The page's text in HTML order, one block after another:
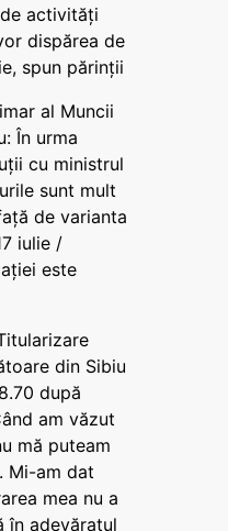
activități
dispărea de
spun părinții
al Muncii
În urma
cu ministrul
sunt mult
de varianta
iulie /
este
din Sibiu
după
am văzut
mă puteam
Mi-am dat
mea nu a
în adevăratul